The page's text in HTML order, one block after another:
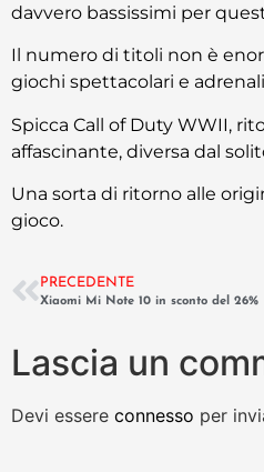
davvero bassissimi per
Il numero di titoli non è
giochi spettacolari e
Spicca Call of Duty WWII,
affascinante, diversa dal
Una sorta di ritorno alle
gioco.
PRECEDENTE
Xiaomi Mi Note 10 in sconto del 26%
Lascia un
Devi essere connesso per